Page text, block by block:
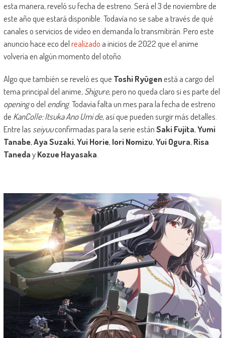
esta manera, reveló su fecha de estreno. Será el 3 de noviembre de
este año que estará disponible. Todavía no se sabe a través de qué
canales o servicios de video en demanda lo transmitirán. Pero este
anuncio hace eco delrealizado a inicios de 2022 que el anime
volvería en algún momento del otoño.
Algo que también se reveló es que Toshi Ryūgenestá a cargo del
tema principal del anime, Shigure, pero no queda claro si es parte del
openingo del ending. Todavía falta un mes para la fecha de estreno
de KanColle: Itsuka Ano Umi de, así que pueden surgir más detalles.
Entre las seiyuuconfirmadas para la serie estánSaki Fujita,Yumi
Tanabe,Aya Suzaki,Yui Horie, Iori Nomizu,Yui Ogura, Risa
TanedayKozue Hayasaka